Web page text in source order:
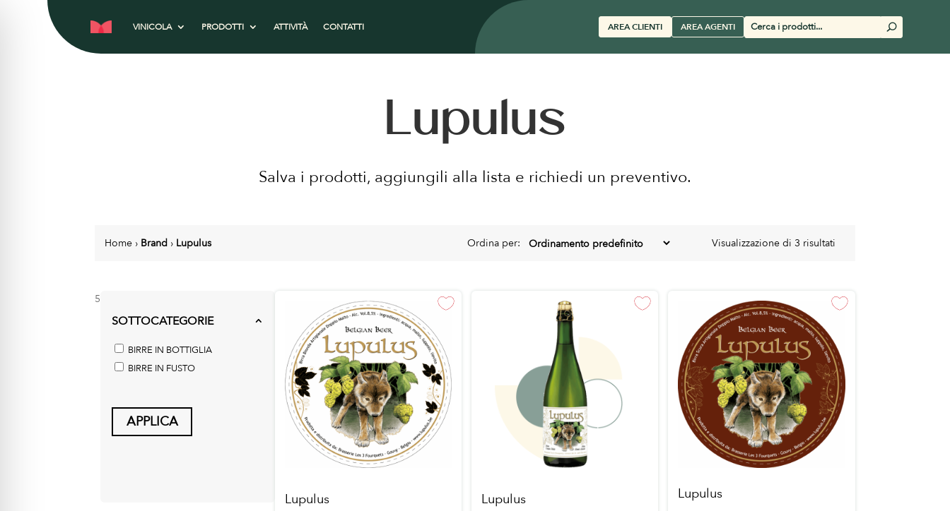
VINICOLA PRODOTTI ATTIVITÀ CONTATTI AREA CLIENTI AREA AGENTI
Cerca
prodotti
U
Lupulus
Salva i prodotti, aggiungili alla lista e richiedi un preventivo.
Home › Brand › Lupulus Ordina per: Visualizzazione di 3 risultati
5
SOTTOCATEGORIE 2
BIRRE IN BOTTIGLIA
BIRRE IN FUSTO
APPLICA
Lupulus Lupulus Lupulus